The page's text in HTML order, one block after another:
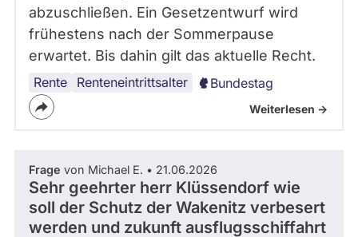
abzuschließen. Ein Gesetzentwurf wird
frühestens nach der Sommerpause
erwartet. Bis dahin gilt das aktuelle Recht.
Rente Renteneintrittsalter Bundestag
Weiterlesen ->
Frage von Michael E. • 21.06.2026
Sehr geehrter herr Klüssendorf wie
soll der Schutz der Wakenitz verbesert
werden und zukunft ausflugsschiffahrt